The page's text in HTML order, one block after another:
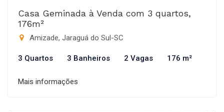
Casa Geminada à Venda com 3 quartos,
176m²
Amizade, Jaraguá do Sul-SC
3 Quartos 3 Banheiros 2 Vagas 176 m²
Mais informações